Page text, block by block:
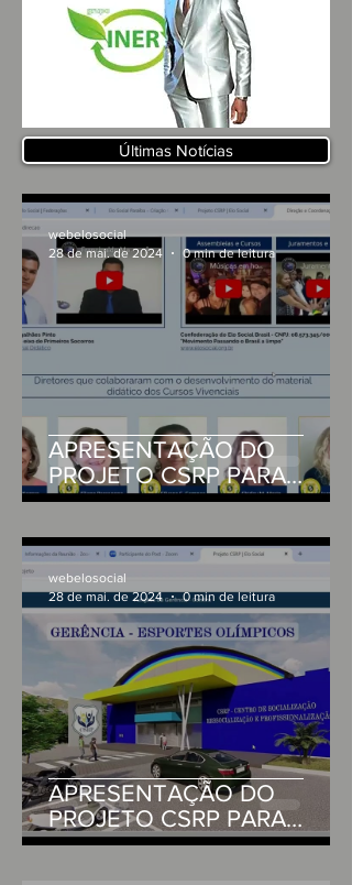
Últimas Notícias
APRESENTAÇÃO DO
PROJETO CSRP PARA
SECRETARIA DE
HUMANO DO ESTADO DA
PARAÍBA
webelosocial
28 de mai. de 2024
0 min de leitura
APRESENTAÇÃO DO
PROJETO CSRP PARA
SECRETARIA DE TURISMO E
webelosocial
28 de mai. de 2024
0 min de leitura